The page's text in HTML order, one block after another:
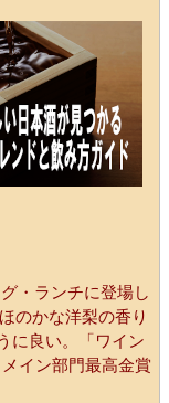
・ランチに登場し
のかな洋梨の香り
に良い。「ワイン
イン部門最高金賞